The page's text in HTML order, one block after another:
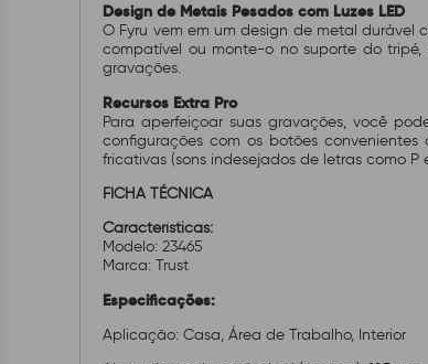
Design de Metais Pesados com Luzes LED
O Fyru vem em um design de metal
compatível ou monte-o no suporte do
gravações.
Recursos Extra Pro
Para aperfeiçoar suas gravações, você
configurações com os botões
fricativas (sons indesejados de letras como
FICHA TÉCNICA
Características:
Modelo: 23465
Marca: Trust
Especificações:
Aplicação: Casa, Área de Trabalho, Interior